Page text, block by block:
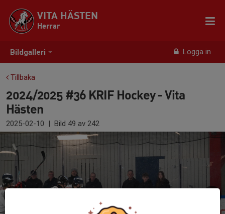
Bildgalleri Logga in
VITA HÄSTEN
Herrar
Tillbaka
2024/2025 #36 KRIF Hockey - Vita
Hästen
2025-02-10 | Bild 49 av 242